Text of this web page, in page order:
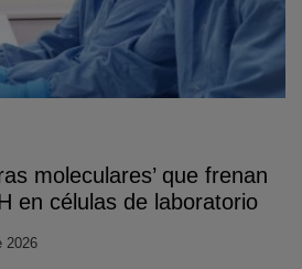
moleculares’ que frenan
en células de laboratorio
2026